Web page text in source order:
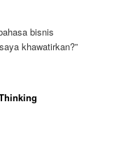
bisnis
khawatirkan?”